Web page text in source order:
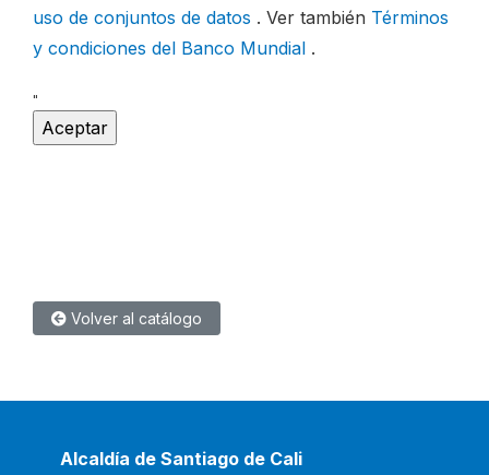
uso de conjuntos de datos . Ver también Términos
y condiciones del Banco Mundial .
"
Volver al catálogo
Alcaldía de Santiago de Cali